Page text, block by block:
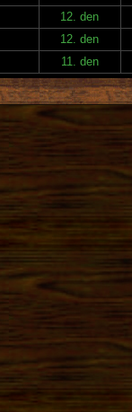
12. den
12. den
11. den